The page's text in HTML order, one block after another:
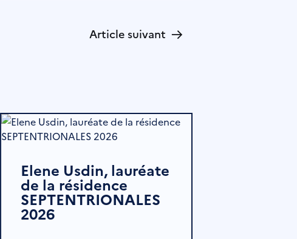
Article suivant →
Elene Usdin, lauréate
de la résidence
SEPTENTRIONALES
2026